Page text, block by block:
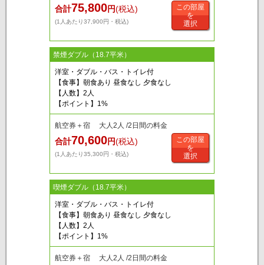
合計75,800円(税込)
(1人あたり37,900円・税込)
この部屋
を
選択
禁煙ダブル（18.7平米）
洋室・ダブル・バス・トイレ付
【食事】朝食あり 昼食なし 夕食なし
【人数】2人
【ポイント】1%
航空券＋宿 大人2人 /2日間の料金
合計70,600円(税込)
(1人あたり35,300円・税込)
この部屋
を
選択
喫煙ダブル（18.7平米）
洋室・ダブル・バス・トイレ付
【食事】朝食あり 昼食なし 夕食なし
【人数】2人
【ポイント】1%
航空券＋宿 大人2人 /2日間の料金